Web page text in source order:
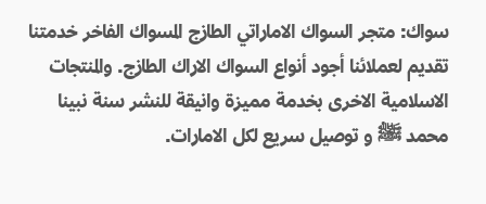
سواك: متجر السواك الاماراتي الطازج المسواك الفاخر خدمتنا
تقديم لعملائنا أجود أنواع السواك الاراك الطازج. والمنتجات
الاسلامية الاخرى بخدمة مميزة وانيقة للنشر سنة نبينا
محمد ﷺ و توصيل سريع لكل الامارات.